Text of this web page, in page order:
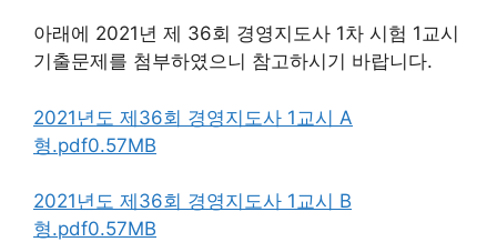
아래에 2021년 제 36회 경영지도사 1차 시험 1교시
기출문제를 첨부하였으니 참고하시기 바랍니다.
2021년도 제36회 경영지도사 1교시 A
형.pdf0.57MB
2021년도 제36회 경영지도사 1교시 B
형.pdf0.57MB